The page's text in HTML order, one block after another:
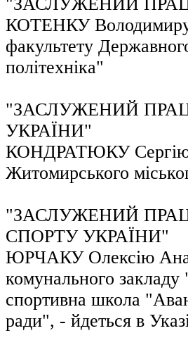
"ЗАСЛУЖЕНИЙ
КОТЕНКУ Володимиру
факультету
політехніка"
"ЗАСЛУЖЕНИЙ
УКРАЇНИ"
КОНДРАТЮКУ Сергію
Житомирського
"ЗАСЛУЖЕНИЙ
СПОРТУ УКРАЇНИ"
ЮРЧАКУ Олексію
комунального
спортивна школа
ради", - йдеться в